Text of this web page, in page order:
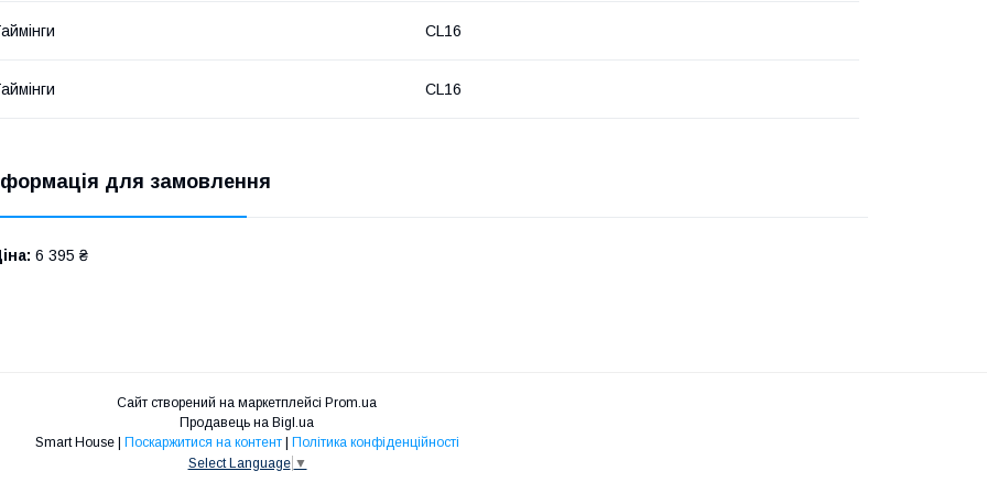
CL16
CL16
для замовлення
6 395 ₴
Сайт створений на маркетплейсі Prom.ua
Продавець на Bigl.ua
Поскаржитися на контент
Політика конфіденційності
Select Language ▼